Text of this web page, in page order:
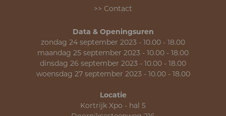
>> Contact
Data & Openingsuren
zondag 24 september 2023 - 10.00 - 18.00
maandag 25 september 2023 - 10.00 - 18.00
dinsdag 26 september 2023 - 10.00 - 18.00
woensdag 27 september 2023 - 10.00 - 18.00
Locatie
Kortrijk Xpo - hal 5